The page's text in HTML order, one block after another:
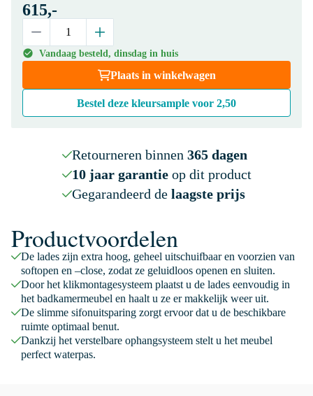
615,-
Vandaag besteld, dinsdag in huis
Plaats in winkelwagen
Bestel deze kleursample voor 2,50
Retourneren binnen 365 dagen
10 jaar garantieop dit product
Gegarandeerd de laagste prijs
Productvoordelen
De lades zijn extra hoog, geheel uitschuifbaar en voorzien van
softopen en –close, zodat ze geluidloos openen en sluiten.
Door het klikmontagesysteem plaatst u de lades eenvoudig in
het badkamermeubel en haalt u ze er makkelijk weer uit.
De slimme sifonuitsparing zorgt ervoor dat u de beschikbare
ruimte optimaal benut.
Dankzij het verstelbare ophangsysteem stelt u het meubel
perfect waterpas.